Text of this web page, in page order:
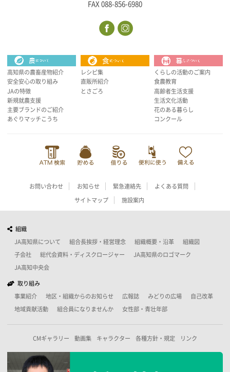
FAX 088-856-6980
高知県の農畜産物紹介
安全安心の取り組み
JAの特徴
新規就農支援
主要ブランドのご紹介
あぐりマッチこうち
レシピ集
直販所紹介
とさごろ
くらしの活動のご案内
食農教育
高齢者生活支援
生活文化活動
花のある暮らし
コンクール
お問い合わせ お知らせ 緊急連絡先 よくある質問
サイトマップ 施設案内
組織
JA高知県について 組合長挨拶・経営理念 組織概要・沿革 組織図
子会社 総代会資料・ディスクロージャー JA高知県のロゴマーク
JA高知中央会
取り組み
事業紹介 地区・組織からのお知らせ 広報誌 みどりの広場 自己改革
地域貢献活動 組合員になりませんか 女性部・青壮年部
CMギャラリー 動画集 キャラクター 各種方針・規定 リンク